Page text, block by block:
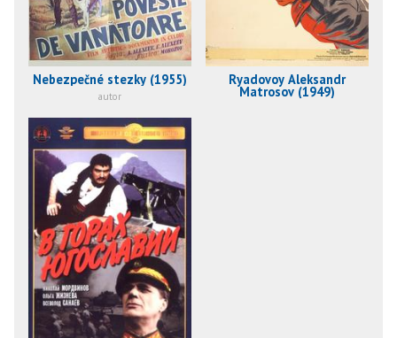
Nebezpečné stezky (1955)
autor
Ryadovoy Aleksandr
Matrosov (1949)